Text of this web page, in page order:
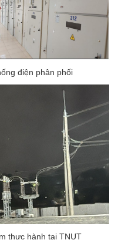
điện phân phối
thực hành tại TNUT